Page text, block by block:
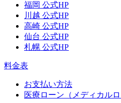
福岡 公式HP
川越 公式HP
高崎 公式HP
仙台 公式HP
札幌 公式HP
料金表
お支払い方法
医療ローン（メディカルロ